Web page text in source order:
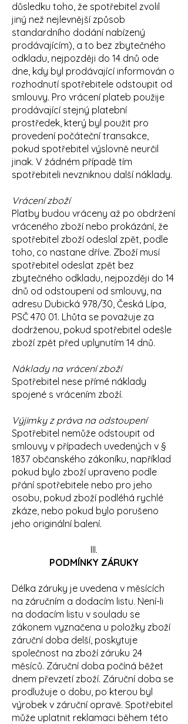
důsledku toho, že spotřebitel zvolil
jiný než nejlevnější způsob
standardního dodání nabízený
prodávajícím), a to bez zbytečného
odkladu, nejpozději do 14 dnů ode
dne, kdy byl prodávající informován o
rozhodnutí spotřebitele odstoupit od
smlouvy. Pro vrácení plateb použije
prodávající stejný platební
prostředek, který byl použit pro
provedení počáteční transakce,
pokud spotřebitel výslovně neurčil
jinak. V žádném případě tím
spotřebiteli nevzniknou další náklady.
Vrácení zboží
Platby budou vráceny až po obdržení
vráceného zboží nebo prokázání, že
spotřebitel zboží odeslal zpět, podle
toho, co nastane dříve. Zboží musí
spotřebitel odeslat zpět bez
zbytečného odkladu, nejpozději do 14
dnů od odstoupení od smlouvy, na
adresu Dubická 978/30, Česká Lípa,
PSČ 470 01. Lhůta se považuje za
dodrženou, pokud spotřebitel odešle
zboží zpět před uplynutím 14 dnů.
Náklady na vrácení zboží
Spotřebitel nese přímé náklady
spojené s vrácením zboží.
Výjimky z práva na odstoupení
Spotřebitel nemůže odstoupit od
smlouvy v případech uvedených v §
1837 občanského zákoníku, například
pokud bylo zboží upraveno podle
přání spotřebitele nebo pro jeho
osobu, pokud zboží podléhá rychlé
zkáze, nebo pokud bylo porušeno
jeho originální balení.
III.
PODMÍNKY ZÁRUKY
Délka záruky je uvedena v měsících
na záručním a dodacím listu. Není-li
na dodacím listu v souladu se
zákonem vyznačena u položky zboží
záruční doba delší, poskytuje
společnost na zboží záruku 24
měsíců. Záruční doba počíná běžet
dnem převzetí zboží. Záruční doba se
prodlužuje o dobu, po kterou byl
výrobek v záruční opravě. Spotřebitel
může uplatnit reklamaci během této